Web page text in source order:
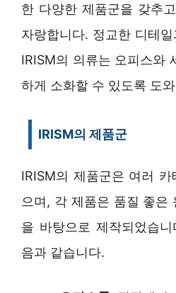
한 다양한 제품군을 갖추
자랑합니다. 정교한 디테
IRISM의 의류는 오피스와
하게 소화할 수 있도록 도
IRISM의 제품군
IRISM의 제품군은 여러
으며, 각 제품은 품질 좋은
을 바탕으로 제작되었습
음과 같습니다.